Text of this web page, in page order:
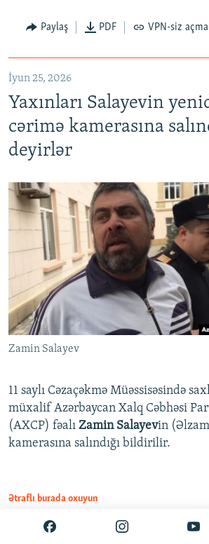
Paylaş PDF VPN-siz
İyun 25, 2026
Yaxınları Salayevin
cərimə kamerasına
deyirlər
Zamin Salayev
11 saylı Cəzaçəkmə Müəssisəsində
müxalif Azərbaycan Xalq Cəbhəsi
(AXCP) fəalı Zamin Salayevin
kamerasına salındığı bildirilir.
Ətraflı burada oxuyun